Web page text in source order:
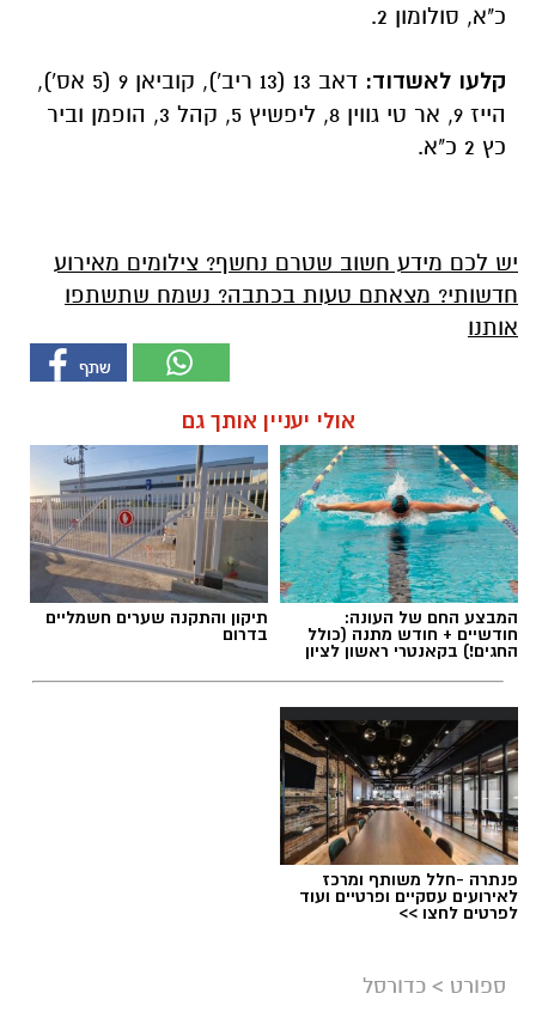
כ"א, סולומון 2.
קלעו לאשדוד:
דאב 13 (13 ריב'), קוביאן 9 (5 אס'),
הייז 9, אר טי גווין 8, ליפשיץ 5, קהל 3, הופמן וביר
כץ 2 כ"א.
יש לכם מידע חשוב שטרם נחשף? צילומים מאירוע
חדשותי? מצאתם טעות בכתבה? נשמח שתשתפו
אותנו
אולי יעניין אותך גם
המבצע החם של העונה:
חודשיים + חודש מתנה (כולל
החגים!) בקאנטרי ראשון לציון
תיקון והתקנה שערים חשמליים
בדרום
פנתרה -חלל משותף ומרכז
לאירועים עסקיים ופרטיים ועוד
לפרטים לחצו >>
ספורט > כדורסל